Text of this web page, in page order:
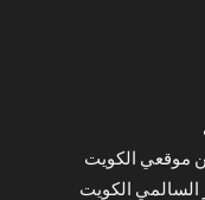
موقعي الكويت
الكويت